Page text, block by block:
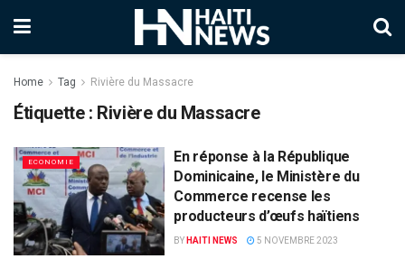
Home Tag Rivière du Massacre
Étiquette : Rivière du Massacre
ECONOMIE
En réponse à la République
Dominicaine, le Ministère du
Commerce recense les
producteurs d’œufs haïtiens
BY HAITI NEWS 5 NOVEMBRE 2023